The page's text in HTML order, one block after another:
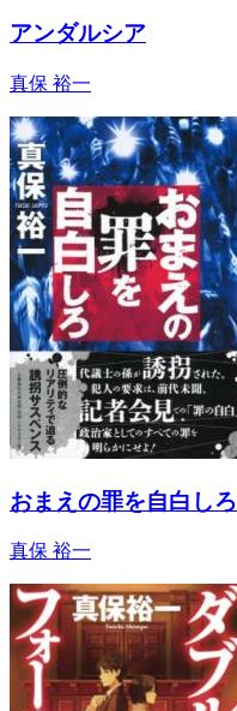
アンダルシア
真保 裕一
おまえの罪を自白しろ
真保 裕一